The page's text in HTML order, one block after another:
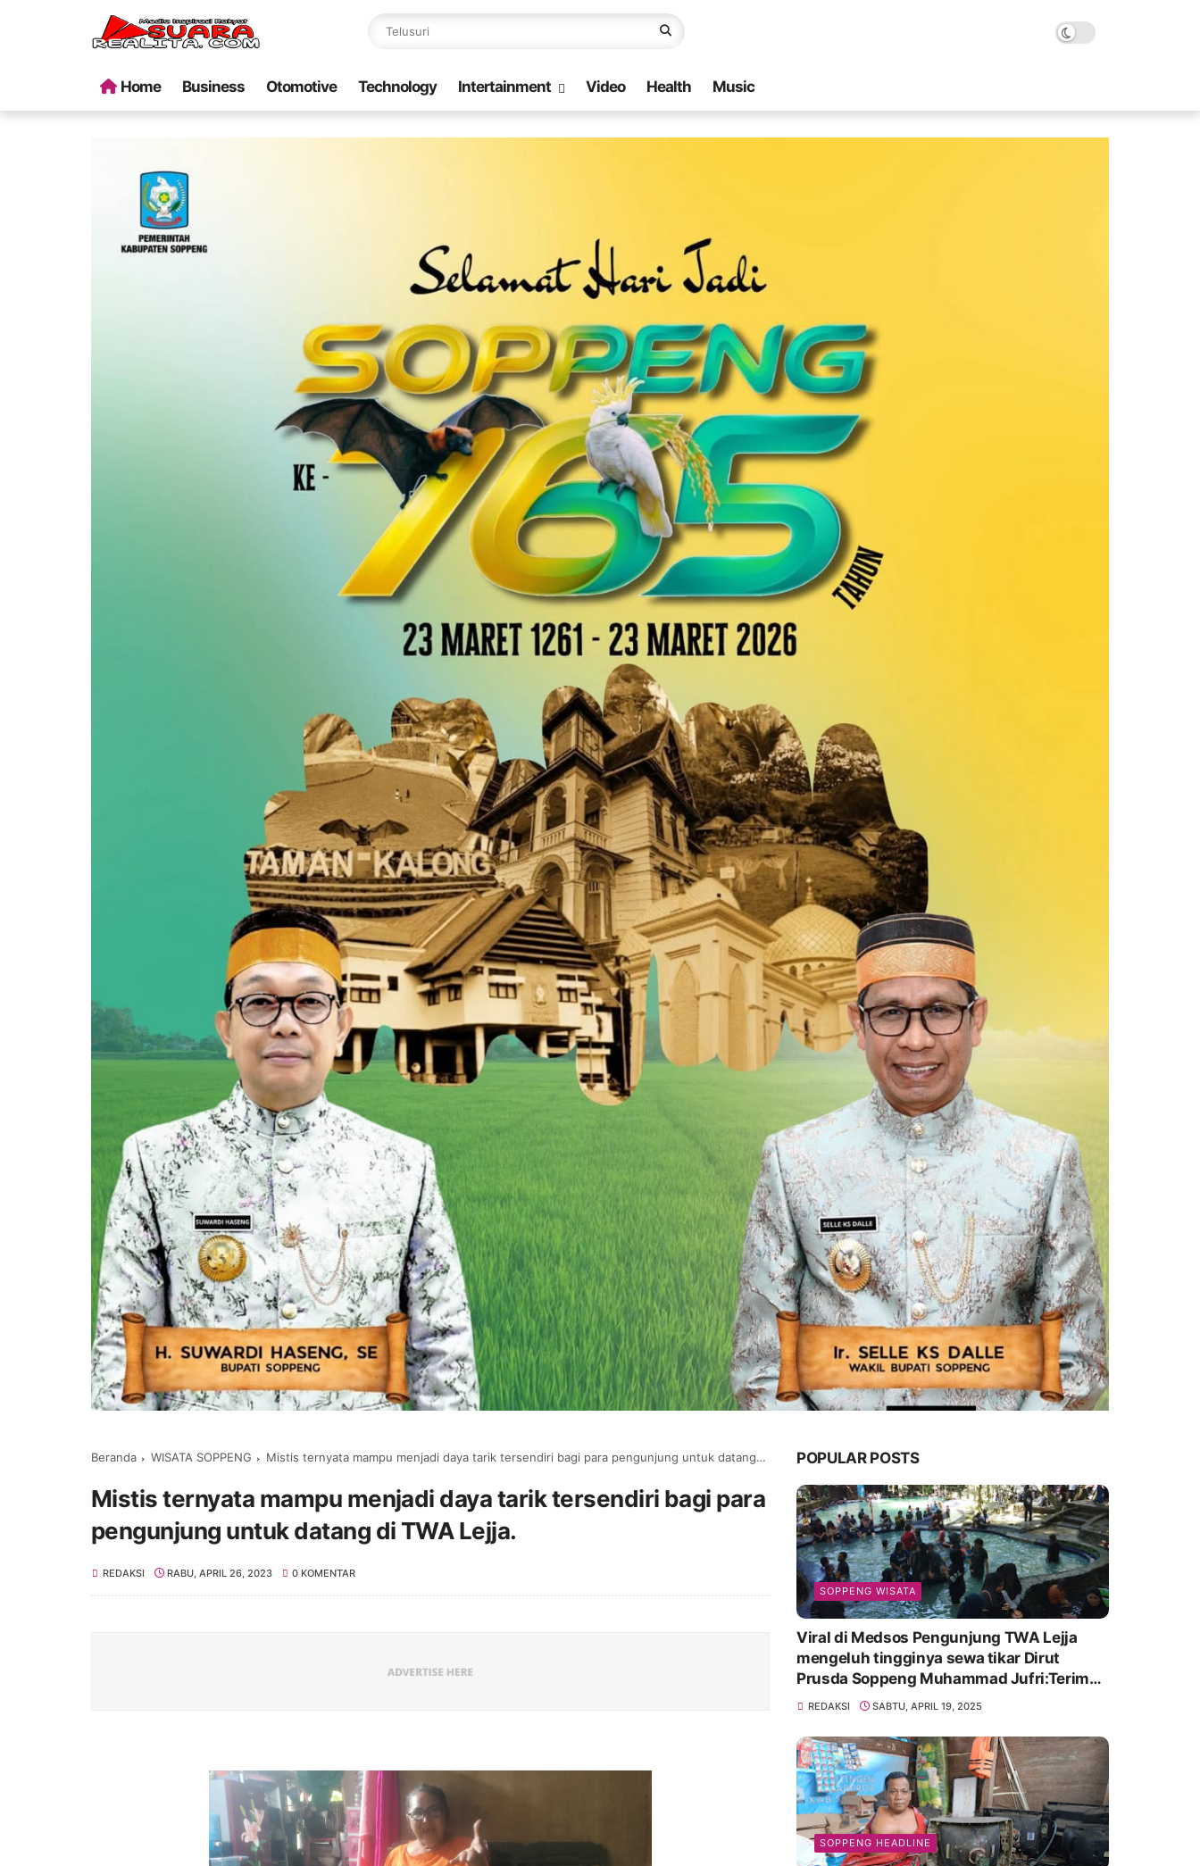
Home Business Otomotive Technology Intertainment Video Health Music
Beranda WISATA SOPPENG Mistis ternyata mampu menjadi daya tarik tersendiri bagi para pengunjung untuk datang di TWA Lejja.
Mistis ternyata mampu menjadi daya tarik tersendiri bagi para
pengunjung untuk datang di TWA Lejja.
REDAKSI RABU, APRIL 26, 2023 0 KOMENTAR
POPULAR POSTS
SOPPENG WISATA
Viral di Medsos Pengunjung TWA Lejja
mengeluh tingginya sewa tikar Dirut
Prusda Soppeng Muhammad Jufri:Terima
kasih bu bantu Promosikan
REDAKSI SABTU, APRIL 19, 2025
SOPPENG HEADLINE